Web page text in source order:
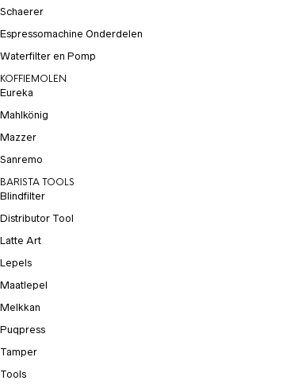
Schaerer
Espressomachine Onderdelen
Waterfilter en Pomp
KOFFIEMOLEN
Eureka
Mahlkönig
Mazzer
Sanremo
BARISTA TOOLS
Blindfilter
Distributor Tool
Latte Art
Lepels
Maatlepel
Melkkan
Puqpress
Tamper
Tools